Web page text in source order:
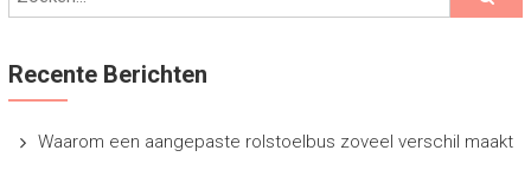
Recente Berichten
Waarom een aangepaste rolstoelbus zoveel verschil maakt